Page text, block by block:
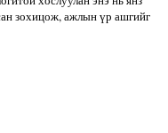
зохицож, ажлын үр ашгийг